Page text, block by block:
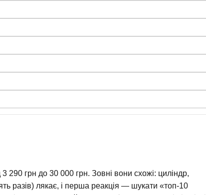
290 грн до 30 000 грн. Зовні вони схожі: циліндр,
разів) лякає, і перша реакція — шукати «топ-10